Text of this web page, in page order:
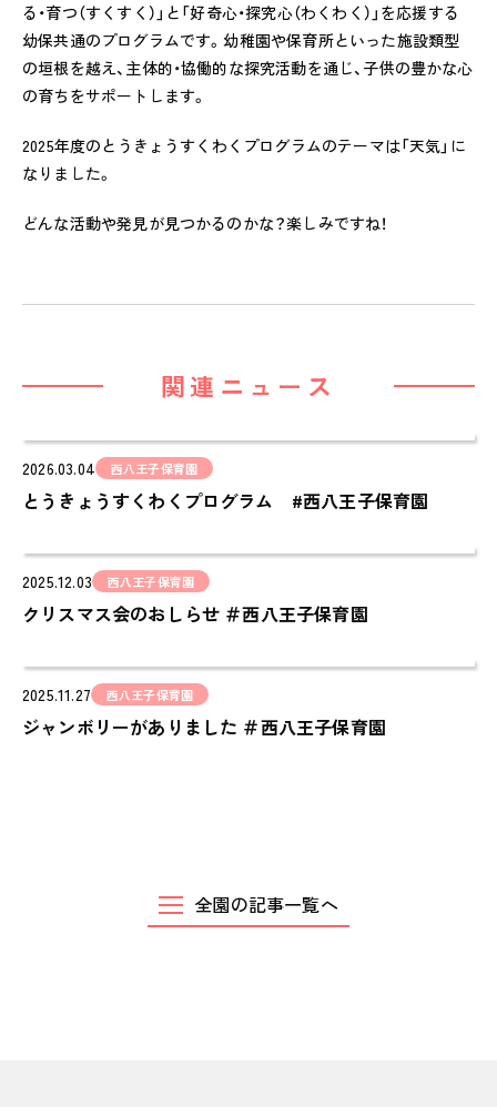
食のこと
安全と安心
ご家庭とのこと
ピノキオハウス
cocoiro
保護者様の声
お知らせ
NEWS
会社概要
COMPANY
採用情報
ピノキオチャンネル
PINOKI'S YOUTUBE
る・育つ（すくすく）」と「好奇心・探究心（わくわく）」を応援する
幼保共通のプログラムです。幼稚園や保育所といった施設類型
の垣根を越え、主体的・協働的な探究活動を通じ、子供の豊かな心
の育ちをサポートします。
2025年度のとうきょうすくわくプログラムのテーマは「天気」に
なりました。
どんな活動や発見が見つかるのかな？楽しみですね！
関連ニュース
2026.03.04 西八王子保育園
とうきょうすくわくプログラム #西八王子保育園
2025.12.03 西八王子保育園
クリスマス会のおしらせ ＃西八王子保育園
2025.11.27 西八王子保育園
ジャンボリーがありました ＃西八王子保育園
全園の記事一覧へ